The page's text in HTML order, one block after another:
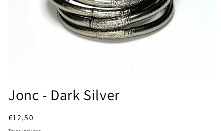
média
1
une
Jonc - Dark Silver
Prix
€12,50